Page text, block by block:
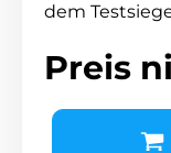
dem
Preis